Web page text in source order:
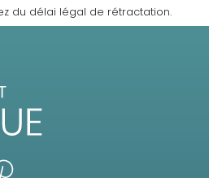
du délai légal de rétractation.